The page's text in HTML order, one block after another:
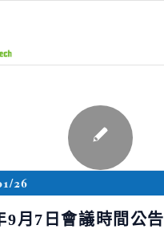
26
9月7日會議時間公告